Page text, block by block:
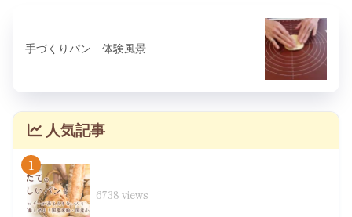
手づくりパン 体験風景
人気記事
1
6738 views